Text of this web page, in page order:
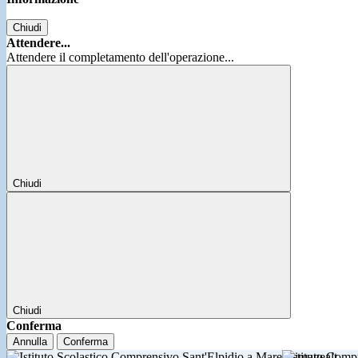
Chiudi
Attendere...
Attendere il completamento dell'operazione...
Chiudi
Chiudi
Conferma
Annulla Conferma